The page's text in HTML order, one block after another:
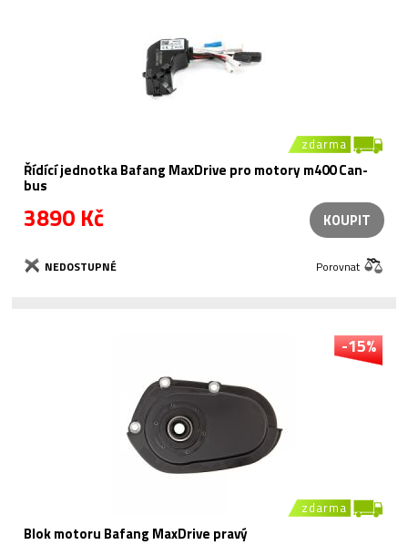
zdarma
Řídící jednotka Bafang MaxDrive pro motory m400 Can-
bus
3890 Kč KOUPIT
NEDOSTUPNÉ Porovnat
-15%
zdarma
Blok motoru Bafang MaxDrive pravý